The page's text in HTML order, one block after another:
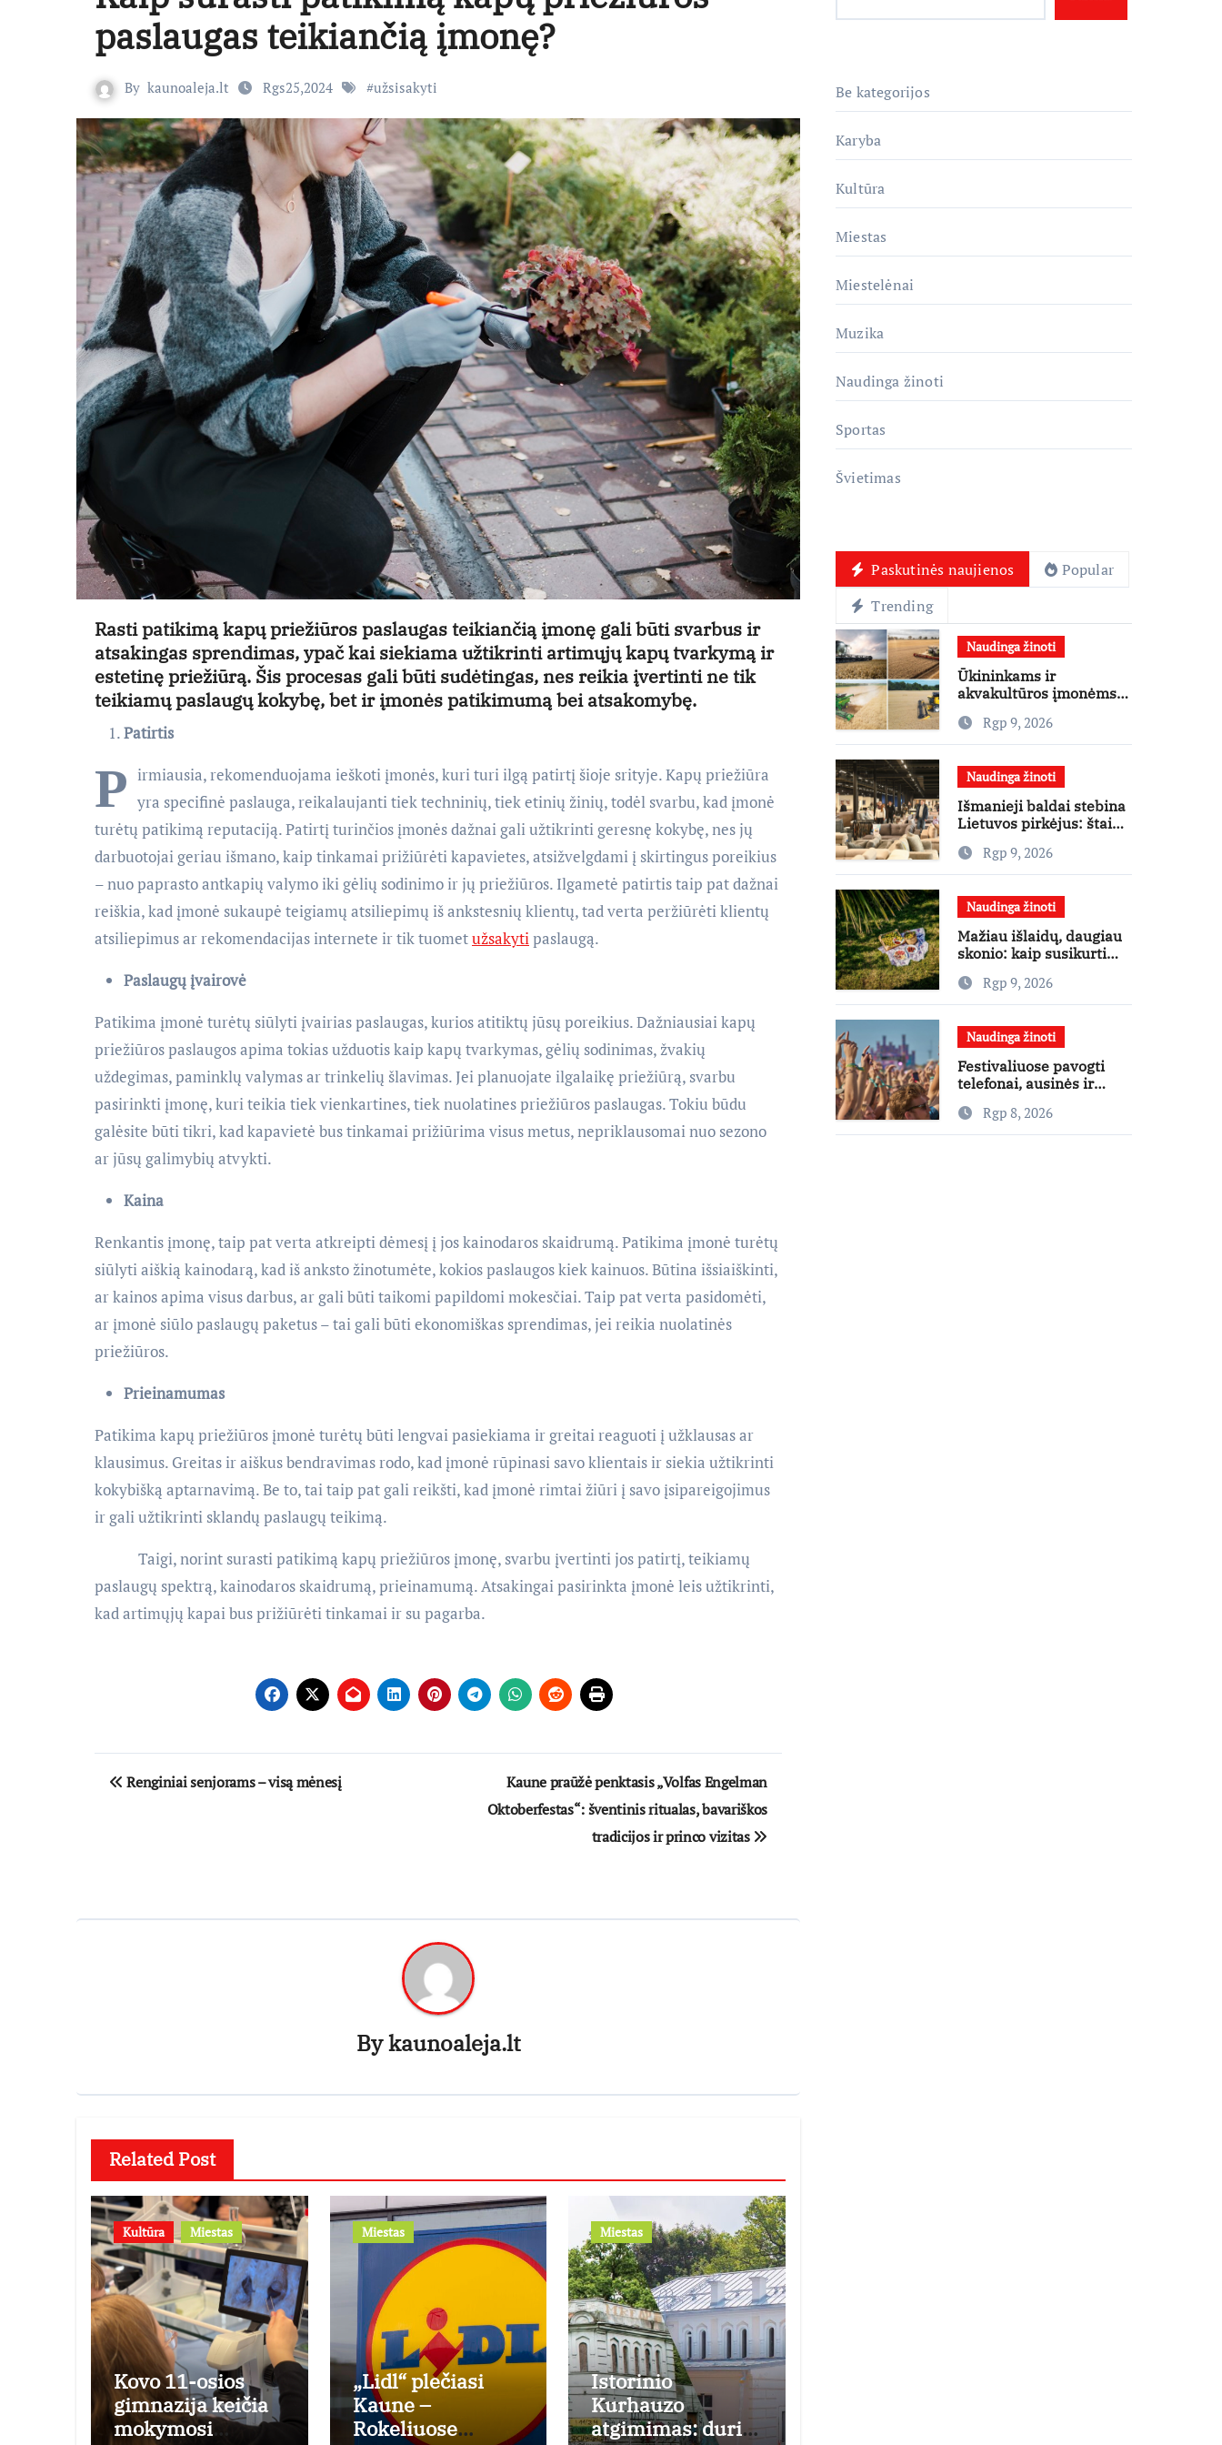
paslaugas teikiančią įmonę?
By kaunoaleja.lt Rgs25,2024 #užsisakyti
Rasti patikimą kapų priežiūros paslaugas teikiančią įmonę gali būti svarbus ir
atsakingas sprendimas, ypač kai siekiama užtikrinti artimųjų kapų tvarkymą ir
estetinę priežiūrą. Šis procesas gali būti sudėtingas, nes reikia įvertinti ne tik
teikiamų paslaugų kokybę, bet ir įmonės patikimumą bei atsakomybę.
Patirtis
P irmiausia, rekomenduojama ieškoti įmonės, kuri turi ilgą patirtį šioje srityje. Kapų priežiūra
yra specifinė paslauga, reikalaujanti tiek techninių, tiek etinių žinių, todėl svarbu, kad įmonė
turėtų patikimą reputaciją. Patirtį turinčios įmonės dažnai gali užtikrinti geresnę kokybę, nes jų
darbuotojai geriau išmano, kaip tinkamai prižiūrėti kapavietes, atsižvelgdami į skirtingus poreikius
– nuo paprasto antkapių valymo iki gėlių sodinimo ir jų priežiūros. Ilgametė patirtis taip pat dažnai
reiškia, kad įmonė sukaupė teigiamų atsiliepimų iš ankstesnių klientų, tad verta peržiūrėti klientų
atsiliepimus ar rekomendacijas internete ir tik tuometužsakyti paslaugą.
Paslaugų įvairovė
Patikima įmonė turėtų siūlyti įvairias paslaugas, kurios atitiktų jūsų poreikius. Dažniausiai kapų
priežiūros paslaugos apima tokias užduotis kaip kapų tvarkymas, gėlių sodinimas, žvakių
uždegimas, paminklų valymas ar trinkelių šlavimas. Jei planuojate ilgalaikę priežiūrą, svarbu
pasirinkti įmonę, kuri teikia tiek vienkartines, tiek nuolatines priežiūros paslaugas. Tokiu būdu
galėsite būti tikri, kad kapavietė bus tinkamai prižiūrima visus metus, nepriklausomai nuo sezono
ar jūsų galimybių atvykti.
Kaina
Renkantis įmonę, taip pat verta atkreipti dėmesį į jos kainodaros skaidrumą. Patikima įmonė turėtų
siūlyti aiškią kainodarą, kad iš anksto žinotumėte, kokios paslaugos kiek kainuos. Būtina išsiaiškinti,
ar kainos apima visus darbus, ar gali būti taikomi papildomi mokesčiai. Taip pat verta pasidomėti,
ar įmonė siūlo paslaugų paketus – tai gali būti ekonomiškas sprendimas, jei reikia nuolatinės
priežiūros.
Prieinamumas
Patikima kapų priežiūros įmonė turėtų būti lengvai pasiekiama ir greitai reaguoti į užklausas ar
klausimus. Greitas ir aiškus bendravimas rodo, kad įmonė rūpinasi savo klientais ir siekia užtikrinti
kokybišką aptarnavimą. Be to, tai taip pat gali reikšti, kad įmonė rimtai žiūri į savo įsipareigojimus
ir gali užtikrinti sklandų paslaugų teikimą.
Taigi, norint surasti patikimą kapų priežiūros įmonę, svarbu įvertinti jos patirtį, teikiamų
paslaugų spektrą, kainodaros skaidrumą, prieinamumą. Atsakingai pasirinkta įmonė leis užtikrinti,
kad artimųjų kapai bus prižiūrėti tinkamai ir su pagarba.
Navigacija
Renginiai senjorams – visą mėnesį
Kaune praūžė penktasis „Volfas Engelman
Oktoberfestas“: šventinis ritualas, bavariškos
tradicijos ir princo vizitas
Bykaunoaleja.lt
Related Post
Kultūra Miestas
Kovo 11-osios
gimnazija keičia
mokymosi
Miestas
„Lidl“ plečiasi
Kaune –
Rokeliuose
Miestas
Istorinio
Kurhauzo
atgimimas: duris
Be kategorijos
Karyba
Kultūra
Miestas
Miestelėnai
Muzika
Naudinga žinoti
Sportas
Švietimas
Paskutinės naujienos
Popular
Trending
Naudinga žinoti
Ūkininkams ir
akvakultūros įmonėms –
lengvatinėms paskoloms
Rgp 9, 2026
Naudinga žinoti
Išmanieji baldai stebina
Lietuvos pirkėjus: štai
pirmiausia
Rgp 9, 2026
Naudinga žinoti
Mažiau išlaidų, daugiau
skonio: kaip susikurti
kelių produktų
Rgp 9, 2026
Naudinga žinoti
Festivaliuose pavogti
telefonai, ausinės ir
primena apie
didžiausias finansines
Rgp 8, 2026